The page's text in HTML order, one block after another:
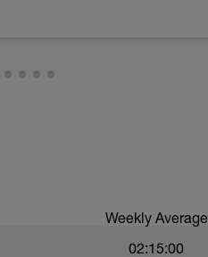
Weekly Average
02:15:00